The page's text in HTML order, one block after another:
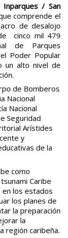
Inparques / San
comprende el
de desalojo
cinco mil 479
de Parques
Poder Popular
un alto nivel de
de Bomberos
Nacional
Nacional
Seguridad
Arístides
y
de la
como
Caribe
los estados
los planes de
la preparación
la
región caribeña.